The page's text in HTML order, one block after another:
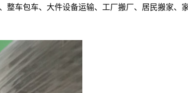
车包车、大件设备运输、工厂搬厂、居民搬家、